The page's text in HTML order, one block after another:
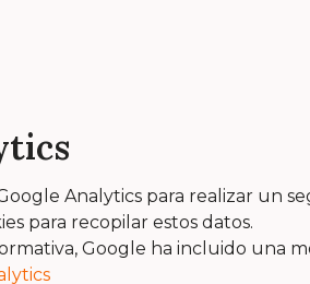
Analytics para realizar un
para recopilar estos datos.
Google ha incluido una